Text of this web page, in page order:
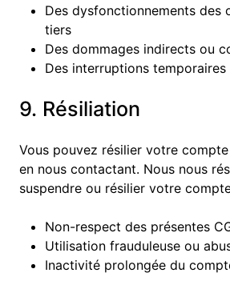
Des dysfonctionnements des
tiers
Des dommages indirects ou
Des interruptions
9. Résiliation
Vous pouvez résilier votre
en nous contactant. Nous nous
suspendre ou résilier votre
Non-respect des présentes
Utilisation frauduleuse ou
Inactivité prolongée du